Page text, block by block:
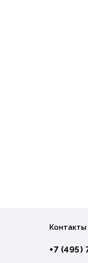
Контакты
+7 (495)